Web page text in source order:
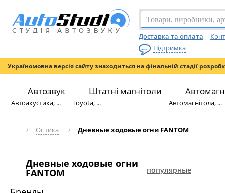
Доставка та оплата
Підтримка
Україномовна версія сайту знаходиться на фінальній стадії
Автозвук
Автоакустика, ...
Штатні магнітоли
Toyota, ... Автомагнітола, ...
/ Оптика / Дневные ходовые огни FANTOM
Дневные ходовые огни
FANTOM
популярные